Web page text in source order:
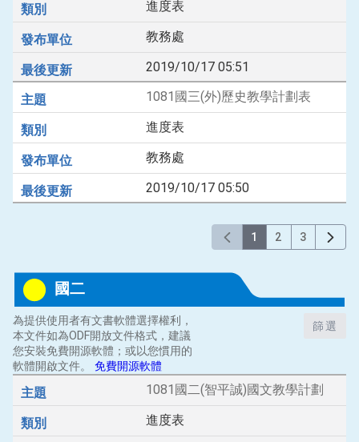
進度表
教務處
2019/10/17 05:51
1081國三(外)歷史教學計劃表
進度表
教務處
2019/10/17 05:50
1 2 3
國二
為提供使用者有文書軟體選擇權利，
本文件如為ODF開放文件格式，建議
您安裝免費開源軟體；或以您慣用的
軟體開啟文件。 免費開源軟體
篩選
1081國二(智平誠)國文教學計劃
進度表